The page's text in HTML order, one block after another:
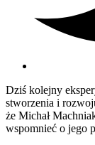
Dziś kolejny
stworzenia i
że Michał
wspomnieć o jego